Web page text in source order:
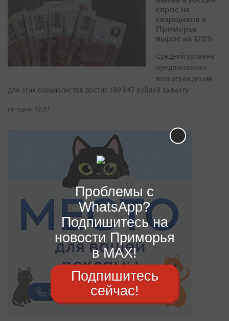
спрос на
сварщиков в
Приморье
вырос на 120%
Средний уровень
предлагаемого
вознаграждения
для этих специалистов достиг 189 847 рублей за вахту
сегодня, 12:37
Проблемы с
WhatsApp?
Подпишитесь на
новости Приморья
в MAX!
Подпишитесь
сейчас!